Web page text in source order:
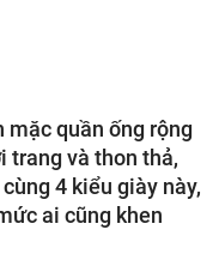
mặc quần ống rộng
trang và thon thả,
4 kiểu giày này,
ai cũng khen